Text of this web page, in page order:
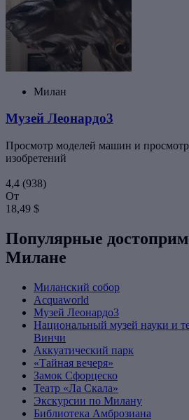
Милан
Музей Леонардо3
Просмотр моделей машин и
изобретений
4,4 (938)
От
18,49 $
Популярные
Милане
Миланский собор
Acquaworld
Музей Леонардо3
Национальный музей науки и
Винчи
Аккуатический парк
«Тайная вечеря»
Замок Сфорцеско
Театр «Ла Скала»
Экскурсии по Милану
Библиотека Амброзиана